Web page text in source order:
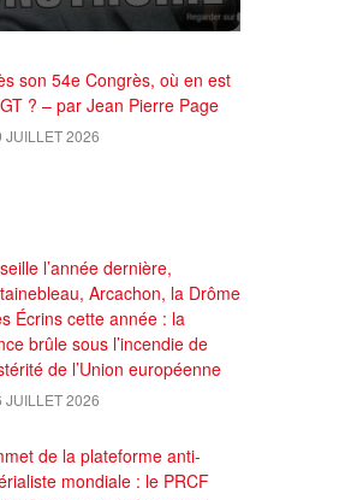
son 54e Congrès, où en est
? – par Jean Pierre Page
2026
l’année dernière,
Arcachon, la Drôme
Écrins cette année : la
brûle sous l’incendie de
de l’Union européenne
2026
de la plateforme anti-
mondiale : le PRCF